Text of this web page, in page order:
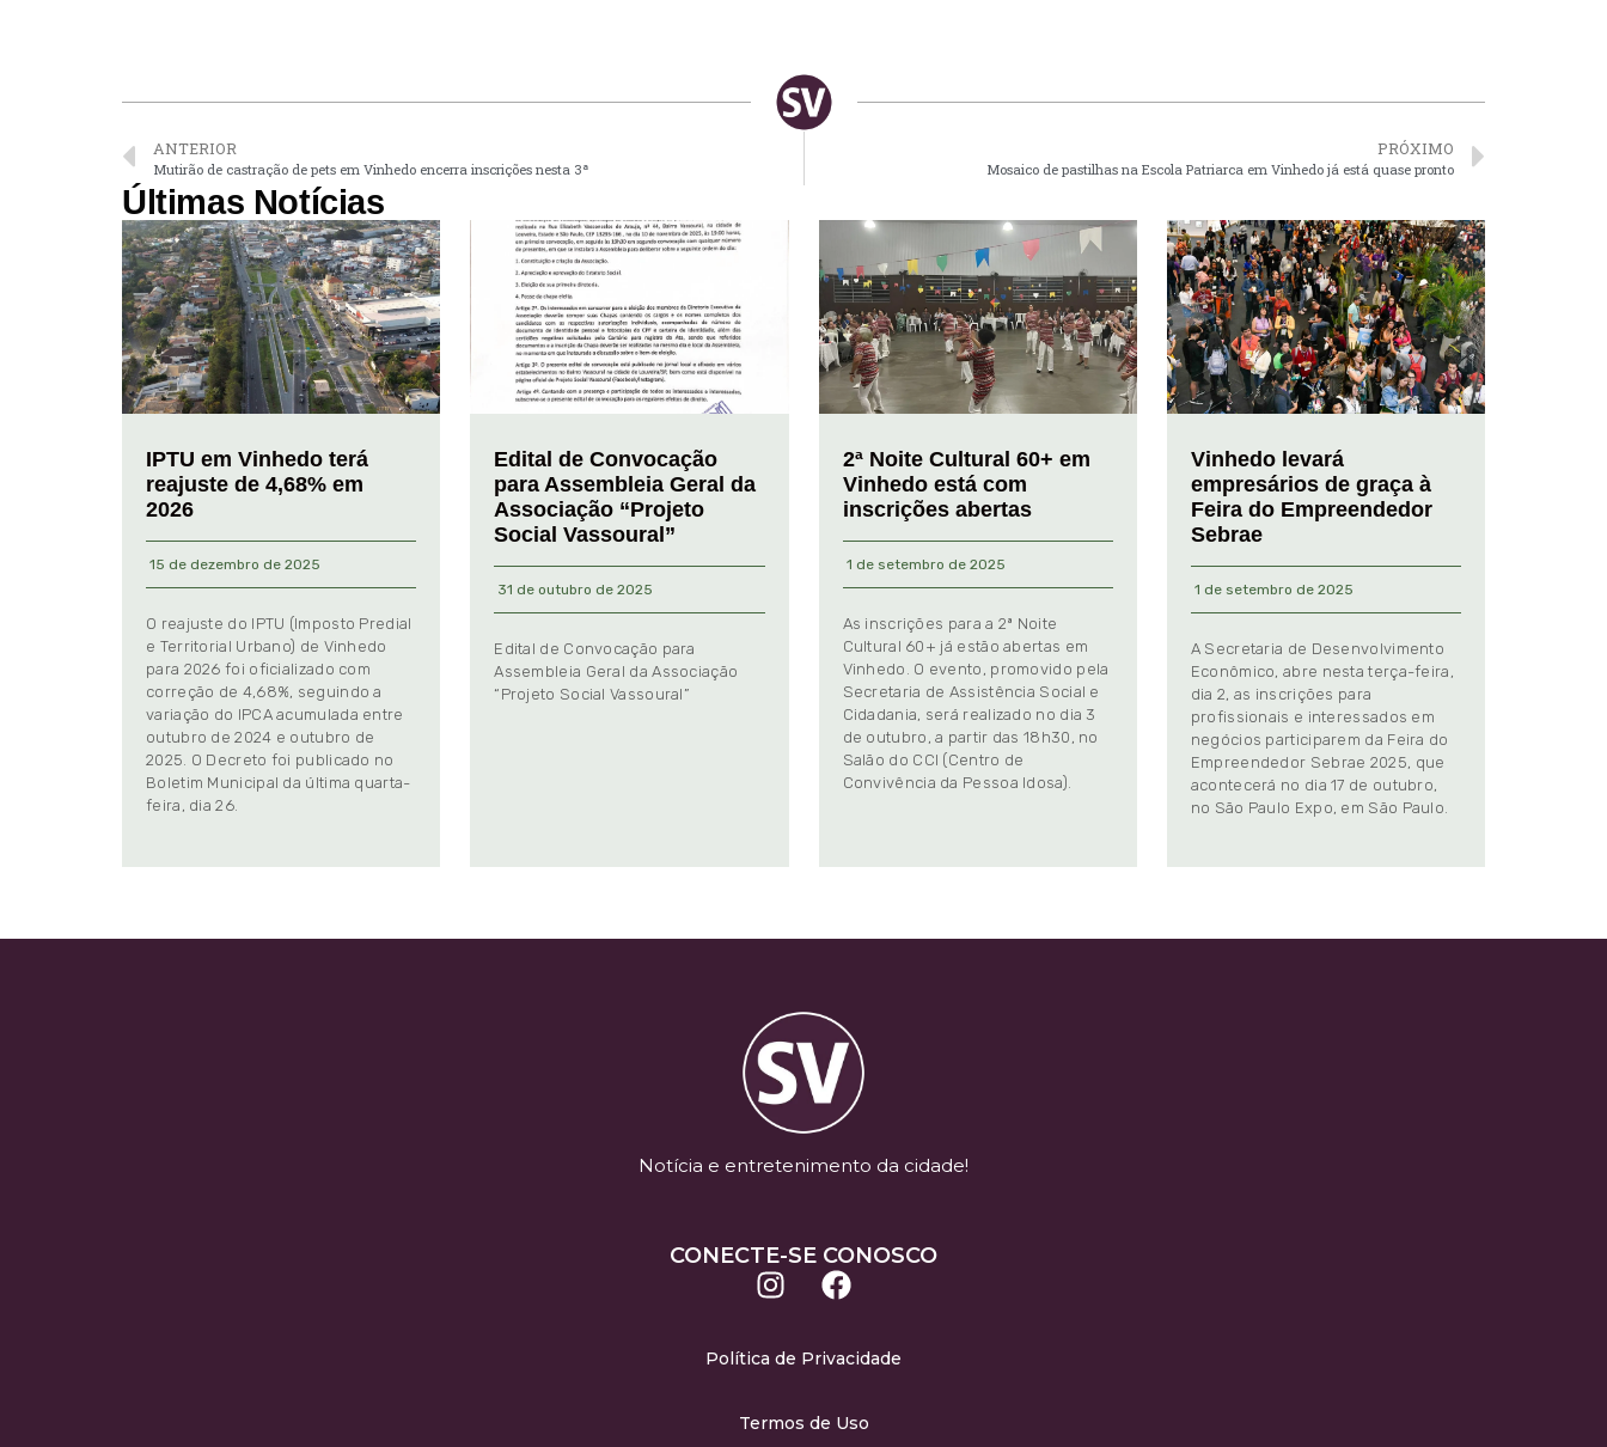
ANTERIOR
Mutirão de castração de pets em Vinhedo encerra inscrições nesta 3ª
PRÓXIMO
Mosaico de pastilhas na Escola Patriarca em Vinhedo já está quase pronto
Últimas Notícias
IPTU em Vinhedo terá
reajuste de 4,68% em
2026
15 de dezembro de 2025
O reajuste do IPTU (Imposto Predial
e Territorial Urbano) de Vinhedo
para 2026 foi oficializado com
correção de 4,68%, seguindo a
variação do IPCA acumulada entre
outubro de 2024 e outubro de
2025. O Decreto foi publicado no
Boletim Municipal da última quarta-
feira, dia 26.
Edital de Convocação
para Assembleia Geral da
Associação “Projeto
Social Vassoural”
31 de outubro de 2025
Edital de Convocação para
Assembleia Geral da Associação
“Projeto Social Vassoural”
2ª Noite Cultural 60+ em
Vinhedo está com
inscrições abertas
1 de setembro de 2025
As inscrições para a 2ª Noite
Cultural 60+ já estão abertas em
Vinhedo. O evento, promovido pela
Secretaria de Assistência Social e
Cidadania, será realizado no dia 3
de outubro, a partir das 18h30, no
Salão do CCI (Centro de
Convivência da Pessoa Idosa).
Vinhedo levará
empresários de graça à
Feira do Empreendedor
Sebrae
1 de setembro de 2025
A Secretaria de Desenvolvimento
Econômico, abre nesta terça-feira,
dia 2, as inscrições para
profissionais e interessados em
negócios participarem da Feira do
Empreendedor Sebrae 2025, que
acontecerá no dia 17 de outubro,
no São Paulo Expo, em São Paulo.
Notícia e entretenimento da cidade!
CONECTE-SE CONOSCO
Política de Privacidade
Termos de Uso